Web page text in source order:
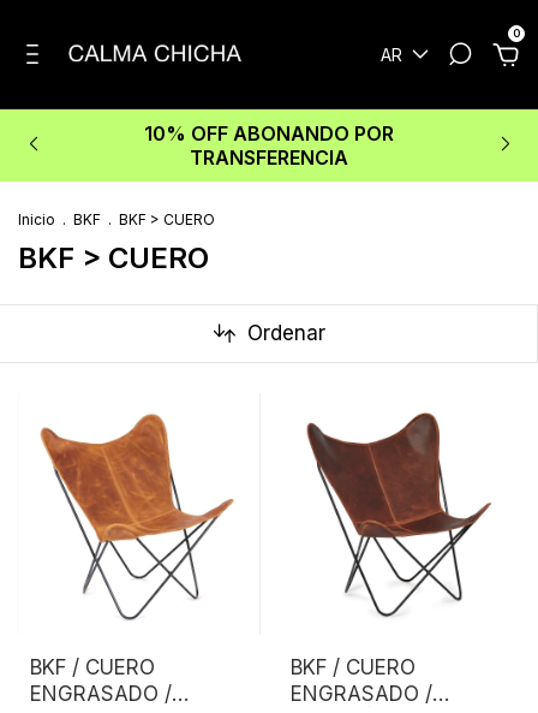
AR
0
10% OFF ABONANDO POR
TRANSFERENCIA
Inicio . BKF . BKF > CUERO
BKF > CUERO
Ordenar
BKF / CUERO
ENGRASADO /
BKF / CUERO
ENGRASADO /